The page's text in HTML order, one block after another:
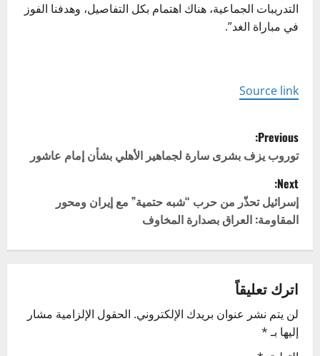
التدريبات الجماعية، هناك اهتمام بكل التفاصيل، وهدفنا الفوز
في مباراة الغد”.
Source link
P
o
s
t
n
a
v
i
Previous:
توروب يزف بشرى سارة لجماهير الأهلي بشأن إمام عاشور
Next:
إسرائيل تحذّر من حرب “شبه حتمية” مع إيران ومحور
المقاومة: العراق بصدارة المخاوف
اترك تعليقاً
لن يتم نشر عنوان بريدك الإلكتروني. الحقول الإلزامية مشار
إليها بـ*